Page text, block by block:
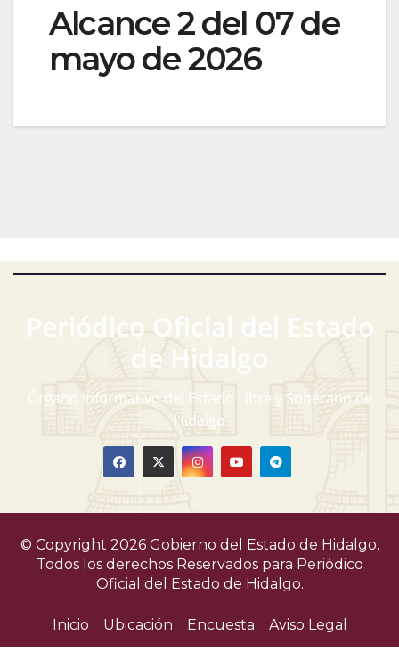
Alcance 2 del 07 de
mayo de 2026
Periódico Oficial del Estado
de Hidalgo
Órgano informativo del Estado Libre y Soberano de
Hidalgo
© Copyright 2026 Gobierno del Estado de Hidalgo.
Todos los derechos Reservados para Periódico
Oficial del Estado de Hidalgo.
Inicio Ubicación Encuesta Aviso Legal